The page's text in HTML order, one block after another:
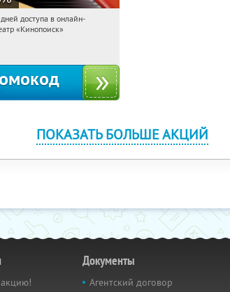
Получили:
доступа в онлайн-
«Кинопоиск»
ПОКАЗАТЬ БОЛЬШЕ АКЦИЙ
Документы
Агентский договор